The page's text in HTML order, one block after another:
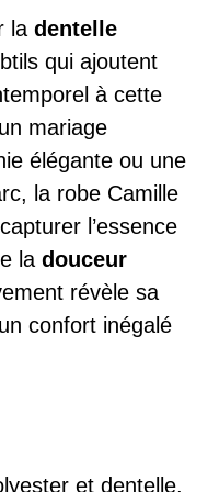
la dentelle
qui ajoutent
à cette
mariage
élégante ou une
la robe Camille
l’essence
la douceur
révèle sa
confort inégalé
et dentelle,